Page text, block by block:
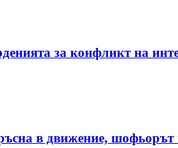
за конфликт на
в движение,